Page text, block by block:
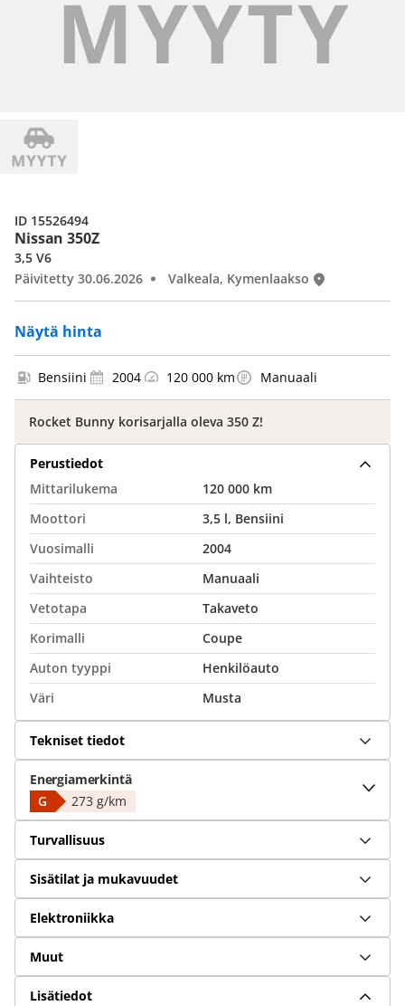
Nissan 350Z
Näytä hinta
3,5 V6
Päivitetty 30.06.2026
Valkeala, Kymenlaakso
ID 15526494
Bensiini 2004 120 000 km Manuaali
Rocket Bunny korisarjalla oleva 350 Z!
Perustiedot
Mittarilukema
120 000 km
Moottori
3,5 l, Bensiini
Vuosimalli
2004
Vaihteisto
Manuaali
Vetotapa
Takaveto
Korimalli
Coupe
Auton tyyppi
Henkilöauto
Väri
Musta
Tekniset tiedot
Energiamerkintä
G
273 g/km
Turvallisuus
Sisätilat ja mukavuudet
Elektroniikka
Muut
Lisätiedot